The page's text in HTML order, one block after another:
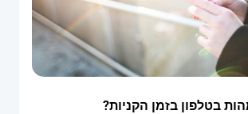
בטלפון בזמן הקניות?